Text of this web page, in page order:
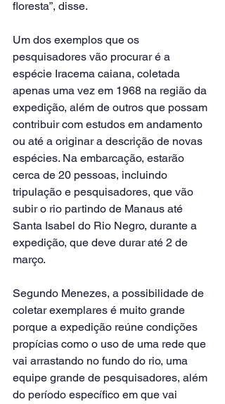
floresta”, disse.
Um dos exemplos que os
pesquisadores vão procurar é a
espécie Iracema caiana, coletada
apenas uma vez em 1968 na região da
expedição, além de outros que possam
contribuir com estudos em andamento
ou até a originar a descrição de novas
espécies. Na embarcação, estarão
cerca de 20 pessoas, incluindo
tripulação e pesquisadores, que vão
subir o rio partindo de Manaus até
Santa Isabel do Rio Negro, durante a
expedição, que deve durar até 2 de
março.
Segundo Menezes, a possibilidade de
coletar exemplares é muito grande
porque a expedição reúne condições
propícias como o uso de uma rede que
vai arrastando no fundo do rio, uma
equipe grande de pesquisadores, além
do período específico em que vai